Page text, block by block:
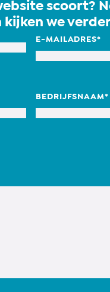
scoort?
kijken we
E-MAILADRES*
BEDRIJFSNAAM*